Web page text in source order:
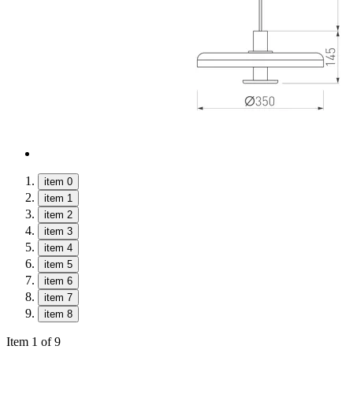
item 0
item 1
item 2
item 3
item 4
item 5
item 6
item 7
item 8
Item 1 of 9